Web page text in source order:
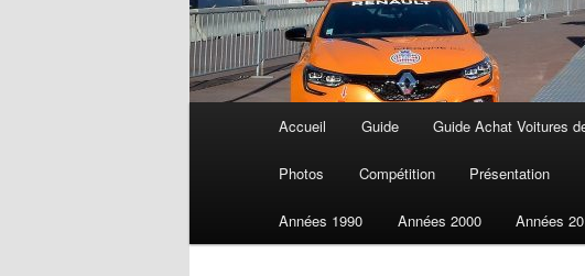
Aller
au
Accueil Guide Guide Achat Voitures
Photos Compétition Présentation
Années 1990 Années 2000 Années